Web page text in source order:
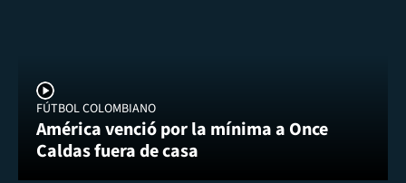
FÚTBOL COLOMBIANO
América venció por la mínima a Once
Caldas fuera de casa